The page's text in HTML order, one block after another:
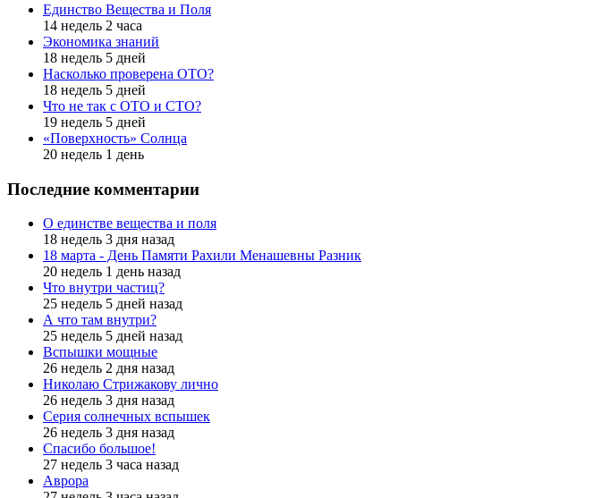
Единство Вещества и Поля
14 недель 2 часа
Экономика знаний
18 недель 5 дней
Насколько проверена ОТО?
18 недель 5 дней
Что не так с ОТО и СТО?
19 недель 5 дней
«Поверхность» Солнца
20 недель 1 день
Последние комментарии
О единстве вещества и поля
18 недель 3 дня назад
18 марта - День Памяти Рахили Менашевны Разник
20 недель 1 день назад
Что внутри частиц?
25 недель 5 дней назад
А что там внутри?
25 недель 5 дней назад
Вспышки мощные
26 недель 2 дня назад
Николаю Стрижакову лично
26 недель 3 дня назад
Серия солнечных вспышек
26 недель 3 дня назад
Спасибо большое!
27 недель 3 часа назад
Аврора